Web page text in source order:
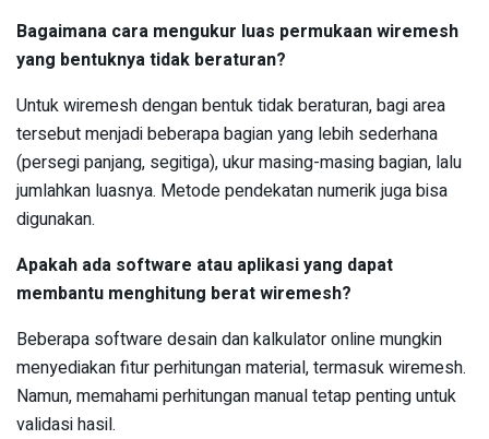
Bagaimana cara mengukur luas permukaan wiremesh
yang bentuknya tidak beraturan?
Untuk wiremesh dengan bentuk tidak beraturan, bagi area
tersebut menjadi beberapa bagian yang lebih sederhana
(persegi panjang, segitiga), ukur masing-masing bagian, lalu
jumlahkan luasnya. Metode pendekatan numerik juga bisa
digunakan.
Apakah ada software atau aplikasi yang dapat
membantu menghitung berat wiremesh?
Beberapa software desain dan kalkulator online mungkin
menyediakan fitur perhitungan material, termasuk wiremesh.
Namun, memahami perhitungan manual tetap penting untuk
validasi hasil.